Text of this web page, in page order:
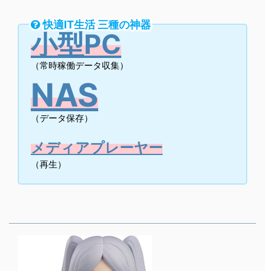
快適IT生活 三種の神器
小型PC
（常時稼働データ収集）
NAS
（データ保存）
メディアプレーヤー
（再生）